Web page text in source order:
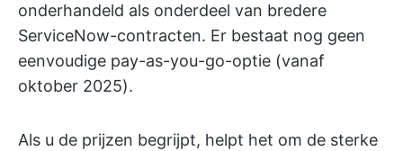
onderhandeld als onderdeel van bredere
ServiceNow-contracten. Er bestaat nog geen
eenvoudige pay-as-you-go-optie (vanaf
oktober 2025).
Als u de prijzen begrijpt, helpt het om de sterke